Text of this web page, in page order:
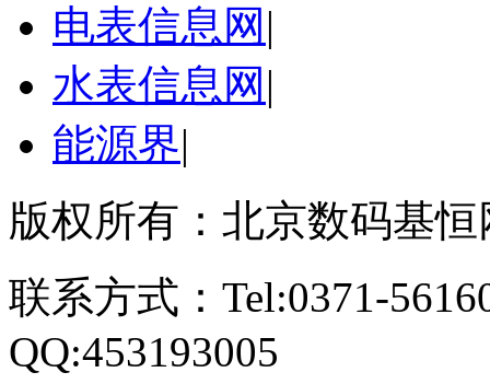
电表信息网 |
水表信息网 |
能源界|
版权所有：北京数码基
联系方式：Tel:0371-
QQ:453193005